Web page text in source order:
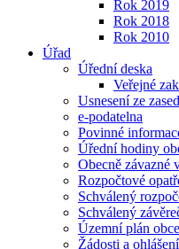
Rok 2019
Rok 2018
Rok 2010
Úřad
Úřední deska
Veřejné
Usnesení ze
e-podatelna
Povinné
Úřední hodiny
Obecně závazné
Rozpočtové
Schválený
Schválený
Územní plán
Žádosti a